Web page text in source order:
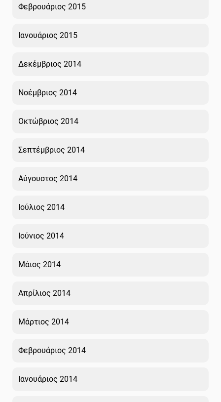
Φεβρουάριος 2015
Ιανουάριος 2015
Δεκέμβριος 2014
Νοέμβριος 2014
Οκτώβριος 2014
Σεπτέμβριος 2014
Αύγουστος 2014
Ιούλιος 2014
Ιούνιος 2014
Μάιος 2014
Απρίλιος 2014
Μάρτιος 2014
Φεβρουάριος 2014
Ιανουάριος 2014